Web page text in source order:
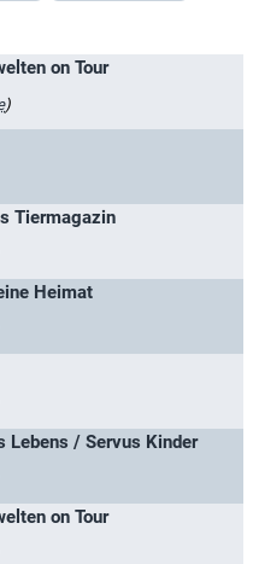
on Tour
)
Tiermagazin
Heimat
Lebens / Servus Kinder
on Tour